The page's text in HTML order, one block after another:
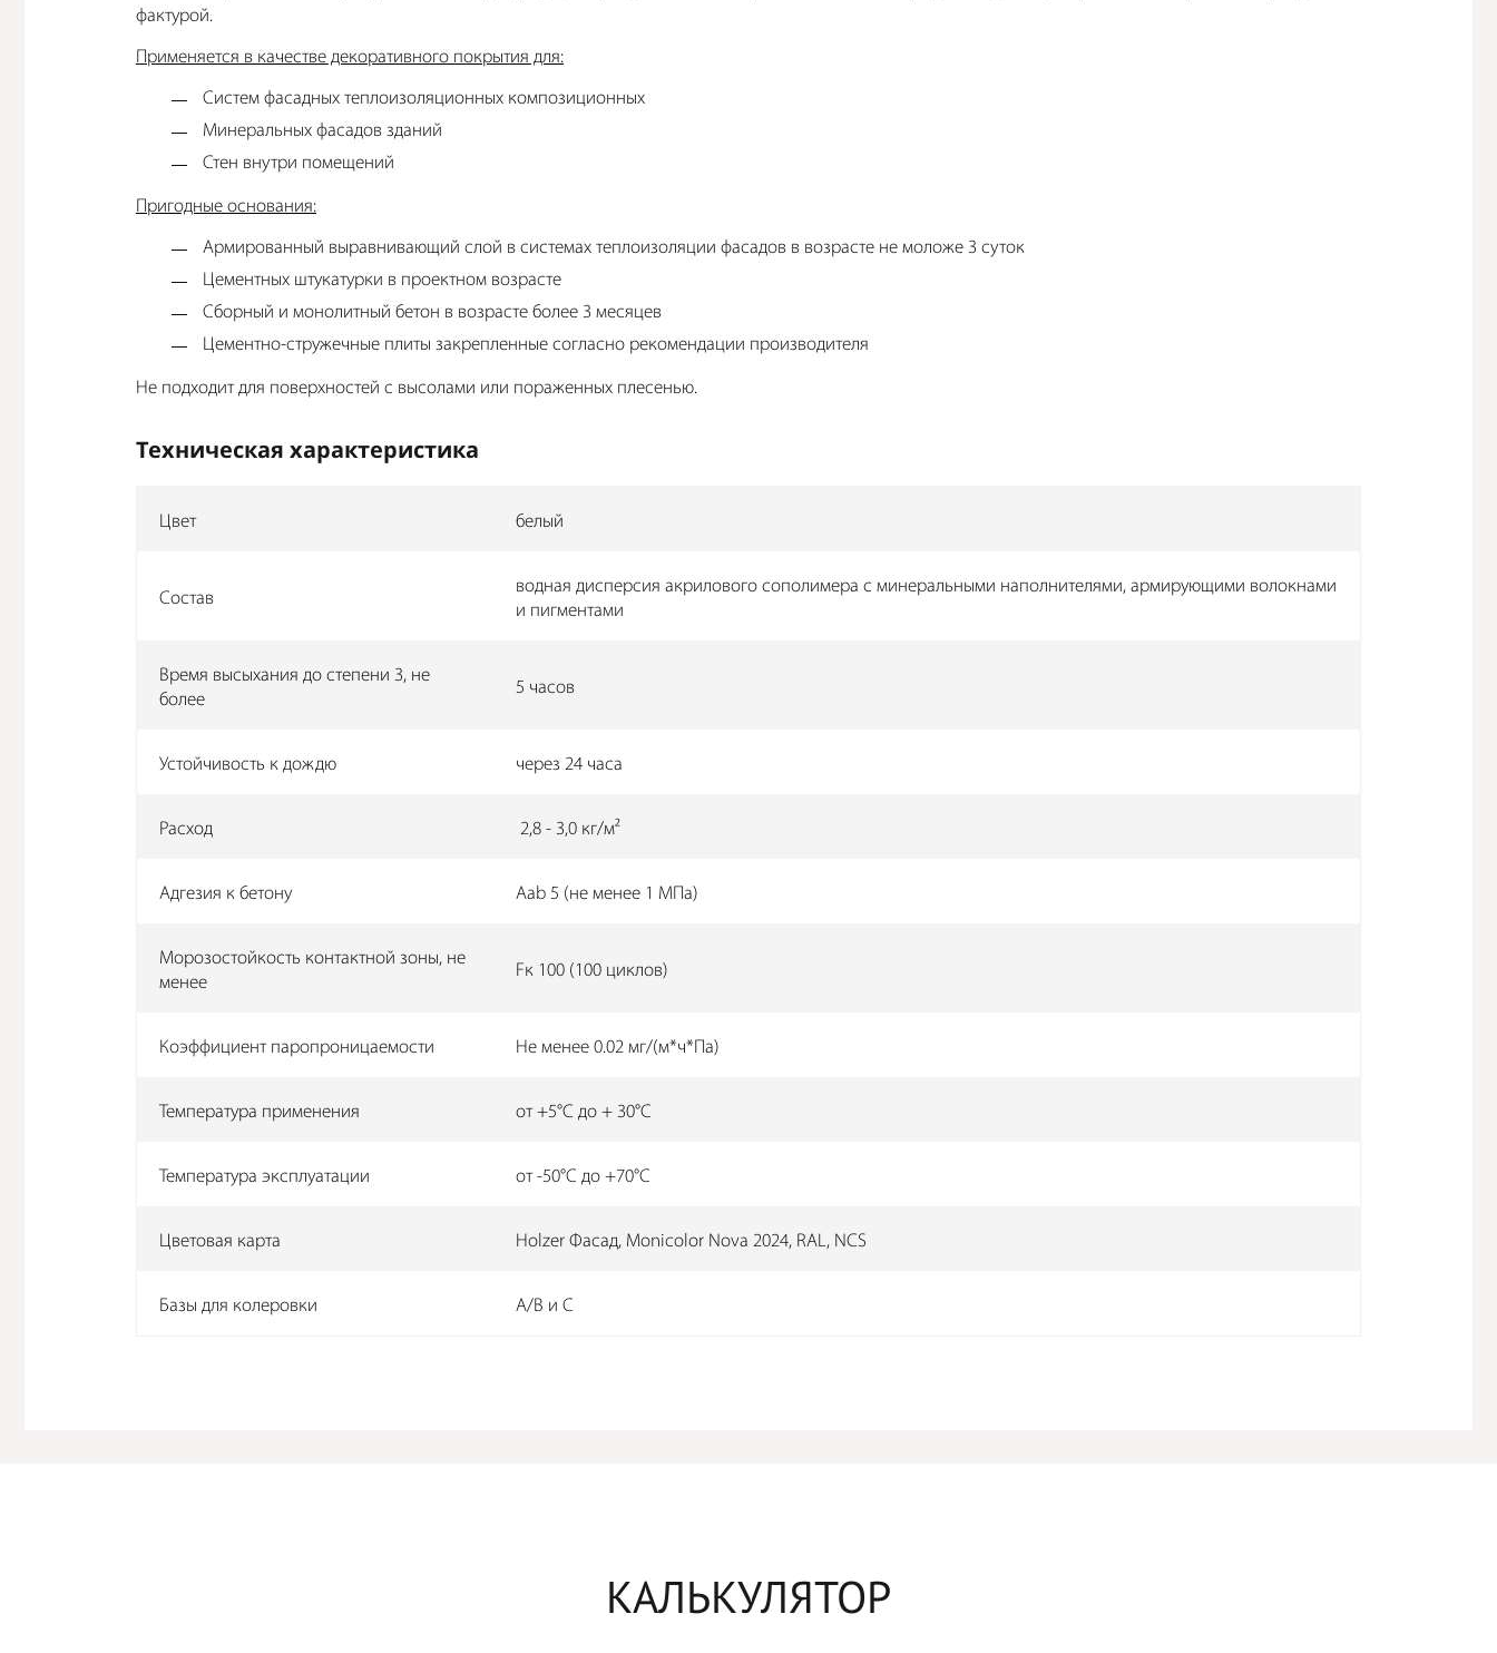
фактурой.
Применяется в качестве декоративного покрытия для:
Систем фасадных теплоизоляционных композиционных
Минеральных фасадов зданий
Стен внутри помещений
Пригодные основания:
Армированный выравнивающий слой в системах теплоизоляции фасадов в возрасте не моложе 3 суток
Цементных штукатурки в проектном возрасте
Сборный и монолитный бетон в возрасте более 3 месяцев
Цементно-стружечные плиты закрепленные согласно рекомендации производителя
Не подходит для поверхностей с высолами или пораженных плесенью.
Техническая характеристика
Цвет белый
Состав
водная дисперсия акрилового сополимера с минеральными наполнителями, армирующими волокнами
и пигментами
Время высыхания до степени 3, не
более
5 часов
Устойчивость к дождю через 24 часа
Расход 2,8 - 3,0 кг/м²
Адгезия к бетону Aab 5 (не менее 1 МПа)
Морозостойкость контактной зоны, не
менее
Fк 100 (100 циклов)
Коэффициент паропроницаемости Не менее 0.02 мг/(м*ч*Па)
Температура применения от +5°C до + 30°C
Температура эксплуатации от -50°C до +70°C
Цветовая карта Holzer Фасад, Monicolor Nova 2024, RAL, NCS
Базы для колеровки А/B и С
КАЛЬКУЛЯТОР